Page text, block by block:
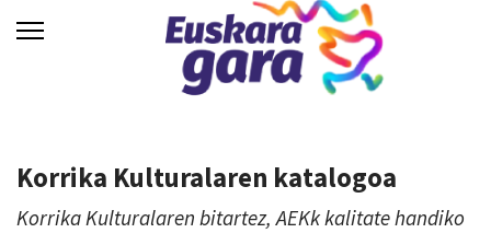
Korrika Kulturalaren katalogoa
Korrika Kulturalaren bitartez, AEKk kalitate handiko